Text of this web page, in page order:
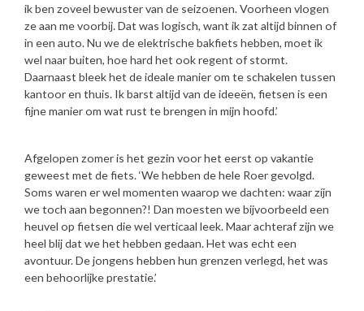
ik ben zoveel bewuster van de seizoenen. Voorheen vlogen
ze aan me voorbij. Dat was logisch, want ik zat altijd binnen of
in een auto. Nu we de elektrische bakfiets hebben, moet ik
wel naar buiten, hoe hard het ook regent of stormt.
Daarnaast bleek het de ideale manier om te schakelen tussen
kantoor en thuis. Ik barst altijd van de ideeën, fietsen is een
fijne manier om wat rust te brengen in mijn hoofd.’
Afgelopen zomer is het gezin voor het eerst op vakantie
geweest met de fiets. ‘We hebben de hele Roer gevolgd.
Soms waren er wel momenten waarop we dachten: waar zíjn
we toch aan begonnen?! Dan moesten we bijvoorbeeld een
heuvel op fietsen die wel verticaal leek. Maar achteraf zijn we
heel blij dat we het hebben gedaan. Het was echt een
avontuur. De jongens hebben hun grenzen verlegd, het was
een behoorlijke prestatie.’